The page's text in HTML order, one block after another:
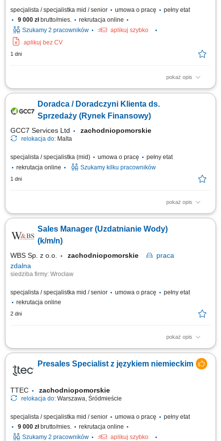
specjalista / specjalistka mid / senior umowa o pracę
pełny etat
9 000 złbrutto/mies.
rekrutacja online
Szukamy 2 pracowników
aplikuj szybko
aplikuj bez CV
1 dni
pokaż opis
Opis stanowiska pozyskiwanie informacji o potencjalnych klientach i
oraz budowanie zainteresowania ofertą, współpraca z zespołem
sprzedaży w zakresie przygotowywania nowych możliwości biznesowych,
Doradca / Doradczyni Klienta ds.
Sprzedaży (Rynek Finansowy)
GCC7 Services Ltd zachodniopomorskie
relokacja do: Malta
specjalista / specjalistka (mid) umowa o pracę
pełny etat
rekrutacja online
Szukamy kilku pracowników
1 dni
pokaż opis
Zakres obowiązków: Telefoniczny kontakt z klientami zainteresowanymi
edukacji finansowej. Budowanie długofalowych relacji z klientami oraz
pozyskiwanie nowych odbiorców dla partnerów biznesowych. Realizacja
Sales Manager (Uzdatnianie Wody)
(k/m/n)
WBS Sp. z o.o. zachodniopomorskie
praca
zdalna
siedziba firmy: Wrocław
specjalista / specjalistka mid / senior umowa o pracę
pełny etat
rekrutacja online
2 dni
pokaż opis
Opis stanowiska pracy/zadania: Aktywne pozyskiwanie nowych klientów i
klientami oraz zapewnianie im bieżącego wsparcia. Prowadzenie
negocjacji handlowych oraz przygotowywanie ofert dopasowanych do
Presales Specialist z językiem niemieckim
TTEC zachodniopomorskie
relokacja do: Warszawa, Śródmieście
specjalista / specjalistka mid / senior umowa o pracę
pełny etat
9 000 złbrutto/mies.
rekrutacja online
Szukamy 2 pracowników
aplikuj szybko